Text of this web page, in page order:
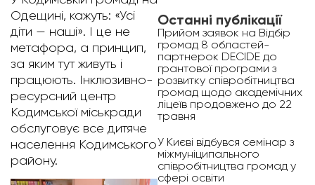
Одещині, кажуть: «Усі
діти — наші». І це не
метафора, а принцип,
за яким тут живуть і
працюють. Інклюзивно-
ресурсний центр
Кодимської міськради
обслуговує все дитяче
населення Кодимського
району.
Останні публікації
Прийом заявок на Відбір
громад 8 областей-
партнерок DECIDE до
грантової програми з
розвитку співробітництва
громад щодо академічних
ліцеїв продовжено до 22
травня
У Києві відбувся семінар з
міжмуніципального
співробітництва громад у
сфері освіти